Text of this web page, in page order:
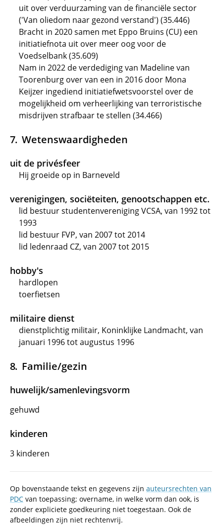
uit over verduurzaming van de financiële sector
('Van oliedom naar gezond verstand') (35.446)
Bracht in 2020 samen met Eppo Bruins (CU) een
initiatiefnota uit over meer oog voor de
Voedselbank (35.609)
Nam in 2022 de verdediging van Madeline van
Toorenburg over van een in 2016 door Mona
Keijzer ingediend initiatiefwetsvoorstel over de
mogelijkheid om verheerlijking van terroristische
misdrijven strafbaar te stellen (34.466)
Wetenswaardigheden
uit de privésfeer
Hij groeide op in Barneveld
verenigingen, sociëteiten, genootschappen etc.
lid bestuur studentenvereniging VCSA, van 1992 tot
1993
lid bestuur FVP, van 2007 tot 2014
lid ledenraad CZ, van 2007 tot 2015
hobby's
hardlopen
toerfietsen
militaire dienst
dienstplichtig militair, Koninklijke Landmacht, van
januari 1996 tot augustus 1996
Familie/gezin
huwelijk/samenlevingsvorm
gehuwd
kinderen
3 kinderen
Op bovenstaande tekst en gegevens zijn auteursrechten van
PDC van toepassing; overname, in welke vorm dan ook, is
zonder expliciete goedkeuring niet toegestaan. Ook de
afbeeldingen zijn niet rechtenvrij.